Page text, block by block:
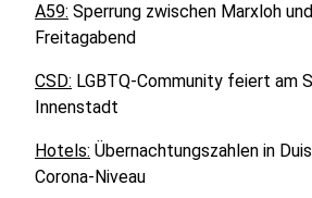
A59: Sperrung zwischen Marxloh
Freitagabend
CSD: LGBTQ-Community feiert am
Innenstadt
Hotels: Übernachtungszahlen in
Corona-Niveau